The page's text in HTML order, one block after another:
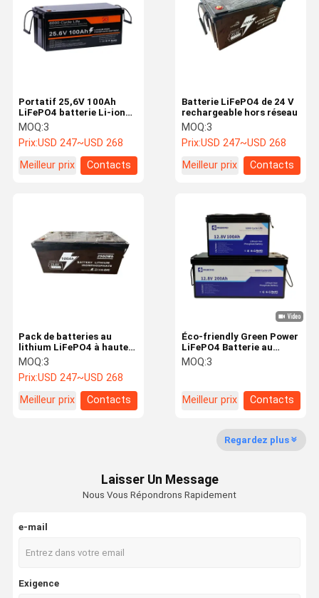
Contrôle De
Nous
Les Affaires
Système de stockage d'énergie solaire
batterie montée sur rack
Paquet empilable de batterie
Batterie LiFePO4 de 24 V
rechargeable hors réseau
MOQ:3
Prix:USD 247~USD 268
Meilleur prix
Contacts
Portatif 25,6V 100Ah
LiFePO4 batterie Li-ion
phosphate énergie
renouvelable compatible
MOQ:3
Prix:USD 247~USD 268
Meilleur prix
Contacts
Éco-friendly Green Power
LiFePO4 Batterie au
lithium-ion Batterie au
lithium-ion hors réseau
MOQ:3
Meilleur prix Contacts
Pack de batteries au
lithium LiFePO4 à haute
énergie pour les solutions
d'alimentation extérieure
MOQ:3
Prix:USD 247~USD 268
Meilleur prix
Contacts
Regardez plus
Laisser Un Message
Nous Vous Répondrons Rapidement
e-mail
Exigence